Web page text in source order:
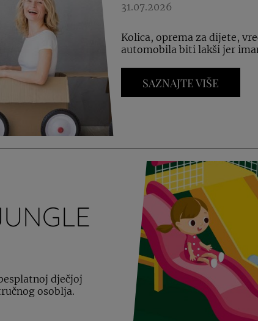
31.07.2026
Kolica, oprema za dijete,
automobila biti lakši jer
SAZNAJTE VIŠE
dječjoj
osoblja.